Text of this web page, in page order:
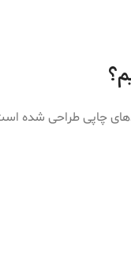
چاپی طراحی شده